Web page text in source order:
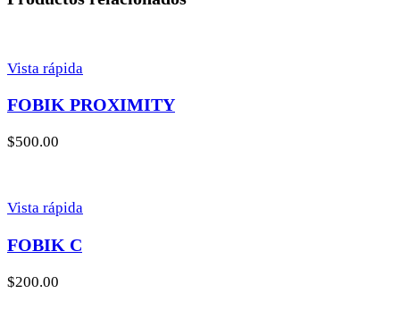
Vista rápida
FOBIK PROXIMITY
$500.00
Vista rápida
FOBIK C
$200.00